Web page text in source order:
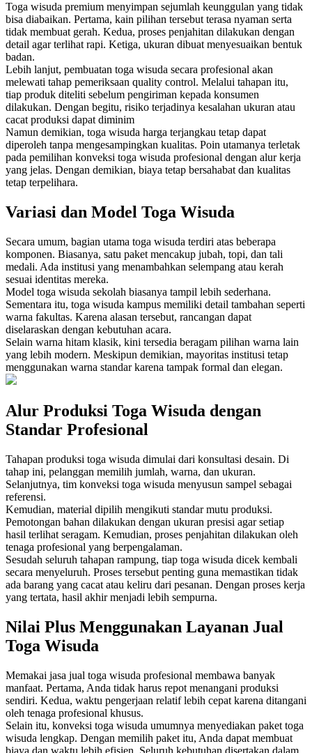
Toga wisuda premium menyimpan sejumlah keunggulan yang tidak
bisa diabaikan. Pertama, kain pilihan tersebut terasa nyaman serta
tidak membuat gerah. Kedua, proses penjahitan dilakukan dengan
detail agar terlihat rapi. Ketiga, ukuran dibuat menyesuaikan bentuk
badan.
Lebih lanjut, pembuatan toga wisuda secara profesional akan
melewati tahap pemeriksaan quality control. Melalui tahapan itu,
tiap produk diteliti sebelum pengiriman kepada konsumen
dilakukan. Dengan begitu, risiko terjadinya kesalahan ukuran atau
cacat produksi dapat diminim
Namun demikian, toga wisuda harga terjangkau tetap dapat
diperoleh tanpa mengesampingkan kualitas. Poin utamanya terletak
pada pemilihan konveksi toga wisuda profesional dengan alur kerja
yang jelas. Dengan demikian, biaya tetap bersahabat dan kualitas
tetap terpelihara.
Variasi dan Model Toga Wisuda
Secara umum, bagian utama toga wisuda terdiri atas beberapa
komponen. Biasanya, satu paket mencakup jubah, topi, dan tali
medali. Ada institusi yang menambahkan selempang atau kerah
sesuai identitas mereka.
Model toga wisuda sekolah biasanya tampil lebih sederhana.
Sementara itu, toga wisuda kampus memiliki detail tambahan seperti
warna fakultas. Karena alasan tersebut, rancangan dapat
diselaraskan dengan kebutuhan acara.
Selain warna hitam klasik, kini tersedia beragam pilihan warna lain
yang lebih modern. Meskipun demikian, mayoritas institusi tetap
menggunakan warna standar karena tampak formal dan elegan.
Alur Produksi Toga Wisuda dengan
Standar Profesional
Tahapan produksi toga wisuda dimulai dari konsultasi desain. Di
tahap ini, pelanggan memilih jumlah, warna, dan ukuran.
Selanjutnya, tim konveksi toga wisuda menyusun sampel sebagai
referensi.
Kemudian, material dipilih mengikuti standar mutu produksi.
Pemotongan bahan dilakukan dengan ukuran presisi agar setiap
hasil terlihat seragam. Kemudian, proses penjahitan dilakukan oleh
tenaga profesional yang berpengalaman.
Sesudah seluruh tahapan rampung, tiap toga wisuda dicek kembali
secara menyeluruh. Proses tersebut penting guna memastikan tidak
ada barang yang cacat atau keliru dari pesanan. Dengan proses kerja
yang tertata, hasil akhir menjadi lebih sempurna.
Nilai Plus Menggunakan Layanan Jual
Toga Wisuda
Memakai jasa jual toga wisuda profesional membawa banyak
manfaat. Pertama, Anda tidak harus repot menangani produksi
sendiri. Kedua, waktu pengerjaan relatif lebih cepat karena ditangani
oleh tenaga profesional khusus.
Selain itu, konveksi toga wisuda umumnya menyediakan paket toga
wisuda lengkap. Dengan memilih paket itu, Anda dapat membuat
biaya dan waktu lebih efisien. Seluruh kebutuhan disertakan dalam